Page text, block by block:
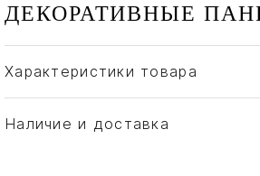
ДЕКОРАТИВНЫЕ
Характеристики товара
Бренд
Lalique
Страна производителя
Наличие и доставка